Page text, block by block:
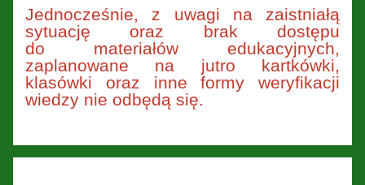
Jednocześnie, z uwagi na zaistniałą
sytuację oraz brak dostępu
do materiałów edukacyjnych,
zaplanowane na jutro kartkówki,
klasówki oraz inne formy weryfikacji
wiedzy nie odbędą się.